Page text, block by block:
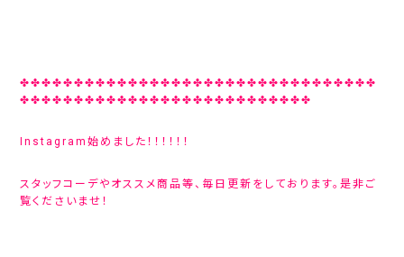
✤✤✤✤✤✤✤✤✤✤✤✤✤✤✤✤✤✤✤✤✤✤✤✤✤✤✤✤✤✤✤✤✤
✤✤✤✤✤✤✤✤✤✤✤✤✤✤✤✤✤✤✤✤✤✤✤✤✤✤✤
Instagram始めました！！！！！！
スタッフコーデやオススメ商品等、毎日更新をしております。是非ご
覧くださいませ！